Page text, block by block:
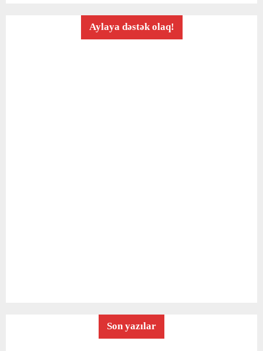
Aylaya dəstək olaq!
Son yazılar